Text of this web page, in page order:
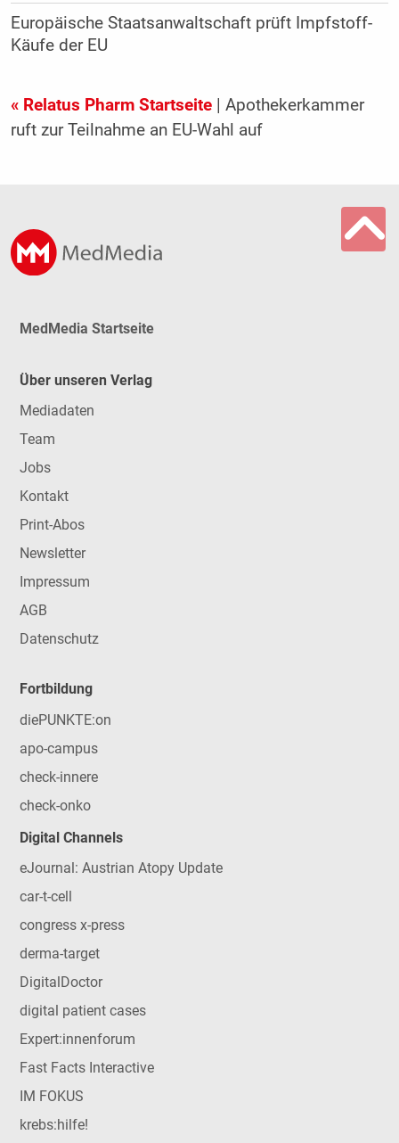
Europäische Staatsanwaltschaft prüft Impfstoff-
Käufe der EU
« Relatus Pharm Startseite| Apothekerkammer
ruft zur Teilnahme an EU-Wahl auf
MedMedia Startseite
Über unseren Verlag
Mediadaten
Team
Jobs
Kontakt
Print-Abos
Newsletter
Impressum
AGB
Datenschutz
Fortbildung
diePUNKTE:on
apo-campus
check-innere
check-onko
Digital Channels
eJournal: Austrian Atopy Update
car-t-cell
congress x-press
derma-target
DigitalDoctor
digital patient cases
Expert:innenforum
Fast Facts Interactive
IM FOKUS
krebs:hilfe!